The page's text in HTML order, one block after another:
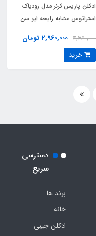
ادکلن پاریس کرنر مدل زودیاک
استراتوس مشابه رایحه ایو سن
Stratos) Yves Saint Laurent
Y Elixir
4,360,000 2,960,000 تومان
دسترسی
سریع
برند ها
خانه
ادکلن جیبی